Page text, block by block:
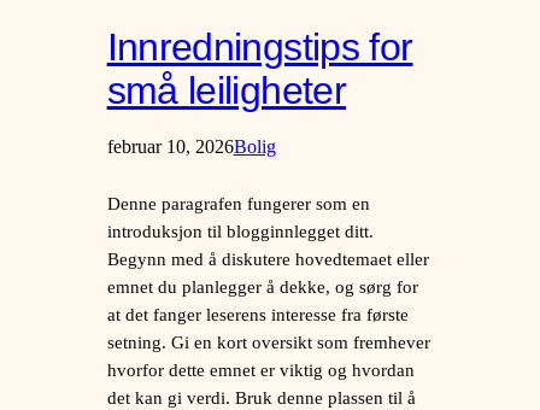
Innredningstips for
små leiligheter
februar 10, 2026Bolig
Denne paragrafen fungerer som en
introduksjon til blogginnlegget ditt.
Begynn med å diskutere hovedtemaet eller
emnet du planlegger å dekke, og sørg for
at det fanger leserens interesse fra første
setning. Gi en kort oversikt som fremhever
hvorfor dette emnet er viktig og hvordan
det kan gi verdi. Bruk denne plassen til å